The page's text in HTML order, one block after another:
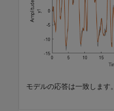
モデルの応答は一致します。